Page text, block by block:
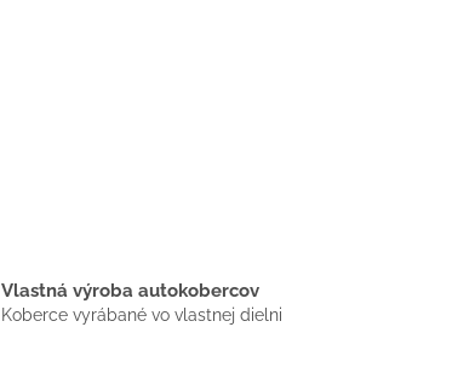
Vlastná výroba autokobercov
Koberce vyrábané vo vlastnej dielni